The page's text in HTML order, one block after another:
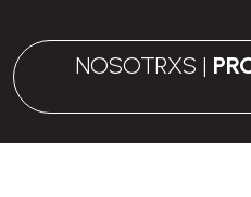
NOSOTRXS |